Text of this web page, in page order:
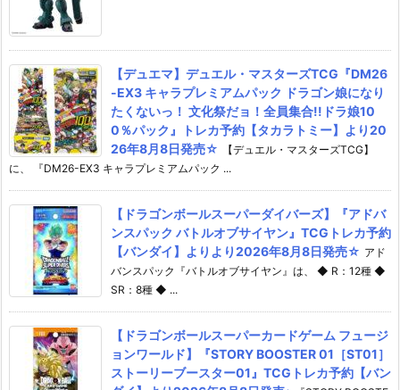
【デュエマ】デュエル・マスターズTCG『DM26
-EX3 キャラプレミアムパック ドラゴン娘になり
たくないっ！ 文化祭だョ！全員集合!!ドラ娘10
0％パック』トレカ予約【タカラトミー】より20
26年8月8日発売☆
【デュエル・マスターズTCG】
に、 『DM26-EX3 キャラプレミアムパック ...
【ドラゴンボールスーパーダイバーズ】『アドバ
ンスパック バトルオブサイヤン』TCGトレカ予約
【バンダイ】よりより2026年8月8日発売☆ アド
バンスパック『バトルオブサイヤン』は、 ◆ R：12種 ◆
SR：8種 ◆ ...
【ドラゴンボールスーパーカードゲーム フュージ
ョンワールド】『STORY BOOSTER 01［ST01］
ストーリーブースター01』TCGトレカ予約【バン